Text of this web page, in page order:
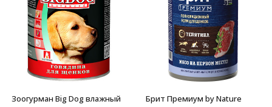
Зоогурман Big Dog влажный
Брит Премиум by Nature